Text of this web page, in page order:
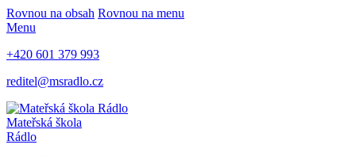
Rovnou na obsah Rovnou na menu
Menu
+420 601 379 993
reditel@msradlo.cz
Mateřská škola
Rádlo